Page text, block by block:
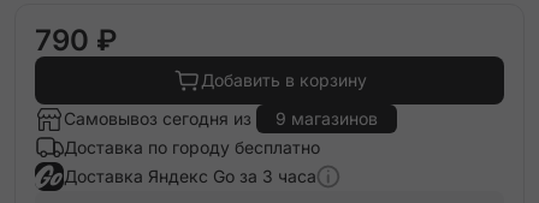
790 ₽
Добавить в корзину
Самовывоз сегодня из
9 магазинов
Доставка по городу бесплатно
Доставка Яндекс Go за 3 часа